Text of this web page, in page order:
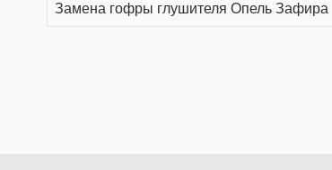
Замена гофры глушителя Опель Зафира